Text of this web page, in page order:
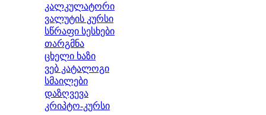
კალკულატორი
ვალუტის კურსი
სწრაფი სესხები
თარგმნა
ცხელი ხაზი
ვებ კატალოგი
სმაილები
დაზღვევა
კრიპტო-კურსი